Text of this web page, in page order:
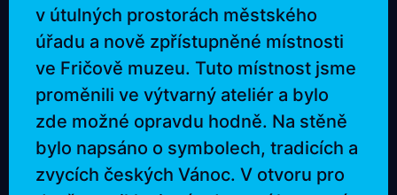
v útulných prostorách městského
úřadu a nově zpřístupněné místnosti
ve Fričově muzeu. Tuto místnost jsme
proměnili ve výtvarný ateliér a bylo
zde možné opravdu hodně. Na stěně
bylo napsáno o symbolech, tradicích a
zvycích českých Vánoc. V otvoru pro